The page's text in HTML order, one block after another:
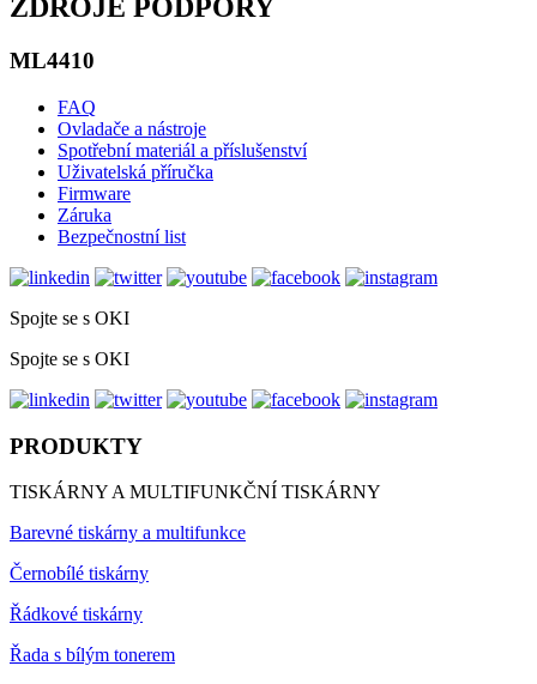
ZDROJE PODPORY
ML4410
FAQ
Ovladače a nástroje
Spotřební materiál a příslušenství
Uživatelská příručka
Firmware
Záruka
Bezpečnostní list
Spojte se s OKI
Spojte se s OKI
PRODUKTY
TISKÁRNY A MULTIFUNKČNÍ TISKÁRNY
Barevné tiskárny a multifunkce
Černobílé tiskárny
Řádkové tiskárny
Řada s bílým tonerem